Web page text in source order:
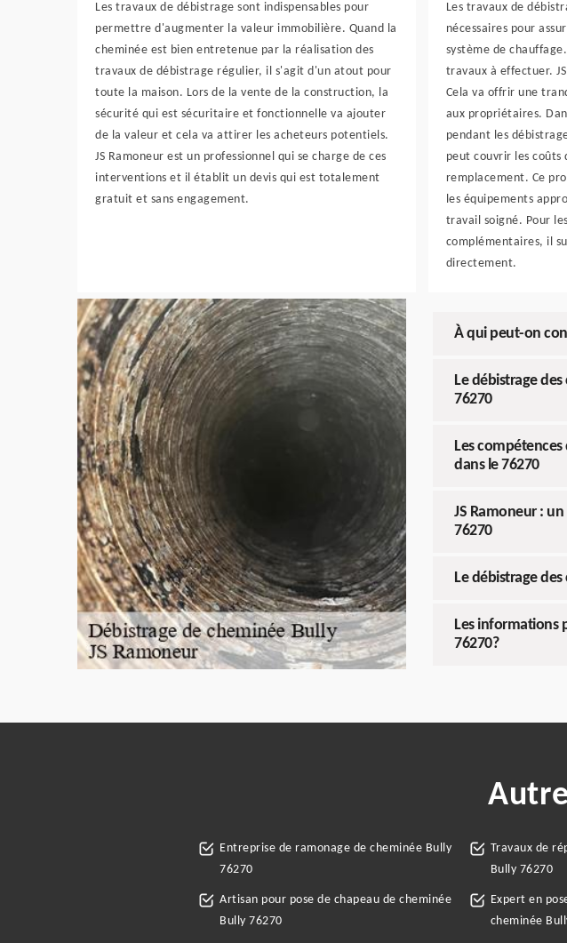
Les travaux de débistrage sont indispensables pour
permettre d'augmenter la valeur immobilière. Quand la
cheminée est bien entretenue par la réalisation des
travaux de débistrage régulier, il s'agit d'un atout pour
toute la maison. Lors de la vente de la construction, la
sécurité qui est sécuritaire et fonctionnelle va ajouter
de la valeur et cela va attirer les acheteurs potentiels.
JS Ramoneur est un professionnel qui se charge de ces
interventions et il établit un devis qui est totalement
gratuit et sans engagement.
Les travaux de
nécessaires pour
système de
travaux à effectuer.
Cela va offrir une
aux propriétaires.
pendant les
peut couvrir les coûts
remplacement. Ce
les équipements
travail soigné. Pour
complémentaires, il
directement.
À qui peut-on
Le débistrage
76270
Les
dans le 76270
JS Ramoneur :
76270
Le débistrage
Les informations
76270?
Entreprise de ramonage de cheminée Bully
76270
Artisan pour pose de chapeau de cheminée
Bully 76270
Travaux de
Bully 76270
Expert en
cheminée